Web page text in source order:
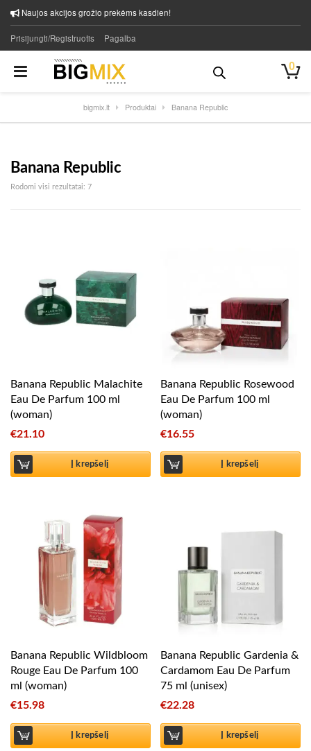
Naujos akcijos grožio prekėms kasdien!
Prisijungti/Registruotis Pagalba
0
bigmix.lt Produktai Banana Republic
Banana Republic
Rodomi visi rezultatai: 7Rūšiuojama pagal naujausią
Banana Republic Malachite
Eau De Parfum 100 ml
(woman)
€21.10
Į krepšelį
Banana Republic Rosewood
Eau De Parfum 100 ml
(woman)
€16.55
Į krepšelį
Banana Republic Wildbloom
Rouge Eau De Parfum 100
ml (woman)
€15.98
Į krepšelį
Banana Republic Gardenia &
Cardamom Eau De Parfum
75 ml (unisex)
€22.28
Į krepšelį